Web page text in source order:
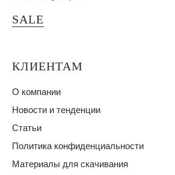
SALE
КЛИЕНТАМ
О компании
Новости и тенденции
Статьи
Политика конфиденциальности
Материалы для скачивания